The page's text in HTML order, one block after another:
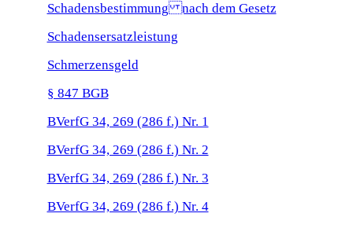
Schadensbestimmung nach dem Gesetz
Schadensersatzleistung
Schmerzensgeld
§ 847 BGB
BVerfG 34, 269 (286 f.) Nr. 1
BVerfG 34, 269 (286 f.) Nr. 2
BVerfG 34, 269 (286 f.) Nr. 3
BVerfG 34, 269 (286 f.) Nr. 4